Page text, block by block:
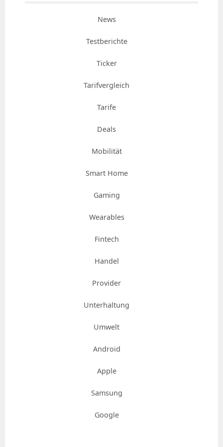
News
Testberichte
Ticker
Tarifvergleich
Tarife
Deals
Mobilität
Smart Home
Gaming
Wearables
Fintech
Handel
Provider
Unterhaltung
Umwelt
Android
Apple
Samsung
Google